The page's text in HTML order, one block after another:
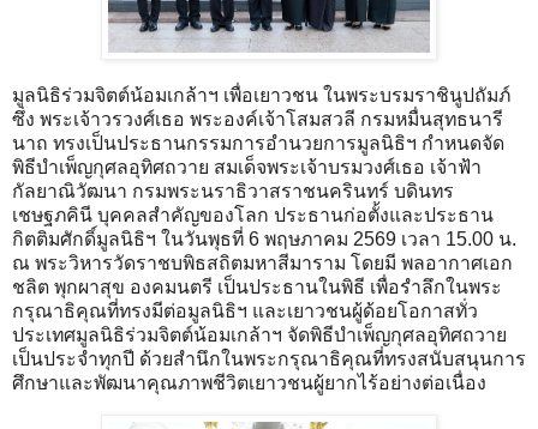
มูลนิธิร่วมจิตต์น้อมเกล้าฯ เพื่อเยาวชน ในพระบรมราชินูปถัมภ์
ซึ่ง พระเจ้าวรวงศ์เธอ พระองค์เจ้าโสมสวลี กรมหมื่นสุทธนารี
นาถ ทรงเป็นประธานกรรมการอำนวยการมูลนิธิฯ กำหนดจัด
พิธีบำเพ็ญกุศลอุทิศถวาย สมเด็จพระเจ้าบรมวงศ์เธอ เจ้าฟ้า
กัลยาณิวัฒนา กรมพระนราธิวาสราชนครินทร์ บดินทร
เชษฐภคินี บุคคลสำคัญของโลก ประธานก่อตั้งและประธาน
กิตติมศักดิ์มูลนิธิฯ ในวันพุธที่ 6 พฤษภาคม 2569 เวลา 15.00 น.
ณ พระวิหารวัดราชบพิธสถิตมหาสีมาราม โดยมี พลอากาศเอก
ชลิต พุกผาสุข องคมนตรี เป็นประธานในพิธี เพื่อรำลึกในพระ
กรุณาธิคุณที่ทรงมีต่อมูลนิธิฯ และเยาวชนผู้ด้อยโอกาสทั่ว
ประเทศมูลนิธิร่วมจิตต์น้อมเกล้าฯ จัดพิธีบำเพ็ญกุศลอุทิศถวาย
เป็นประจำทุกปี ด้วยสำนึกในพระกรุณาธิคุณที่ทรงสนับสนุนการ
ศึกษาและพัฒนาคุณภาพชีวิตเยาวชนผู้ยากไร้อย่างต่อเนื่อง